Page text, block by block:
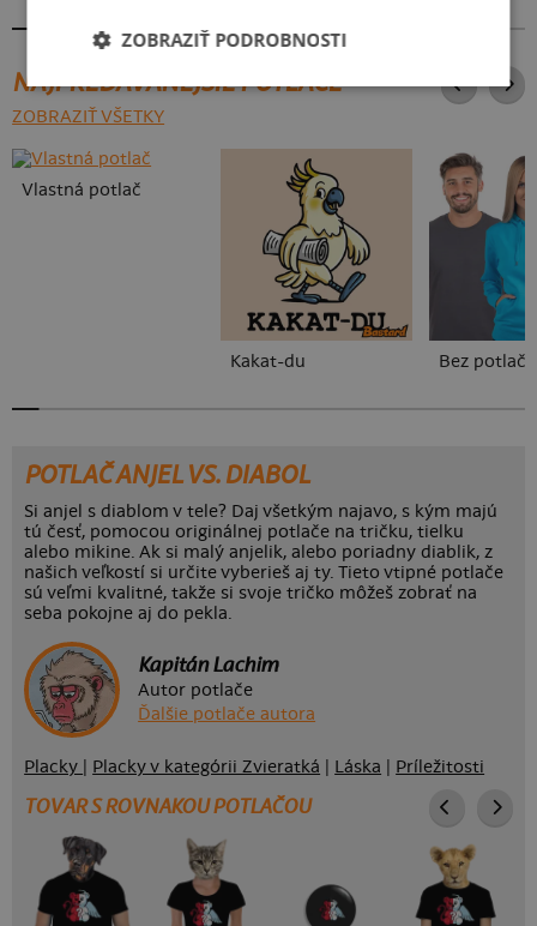
NAJPREDÁVANEJŠIE POTLAČE
ZOBRAZIŤ VŠETKY
Vlastná potlač
Kakat-du Bez potlače
POTLAČ ANJEL VS. DIABOL
Si anjel s diablom v tele? Daj všetkým najavo, s kým majú
tú česť, pomocou originálnej potlače na tričku, tielku
alebo mikine. Ak si malý anjelik, alebo poriadny diablik, z
našich veľkostí si určite vyberieš aj ty. Tieto vtipné potlače
sú veľmi kvalitné, takže si svoje tričko môžeš zobrať na
seba pokojne aj do pekla.
Kapitán Lachim
Autor potlače
Ďalšie potlače autora
Placky Placky v kategórii Zvieratká Láska Príležitosti
TOVAR S ROVNAKOU POTLAČOU
ZOBRAZIŤ PODROBNOSTI